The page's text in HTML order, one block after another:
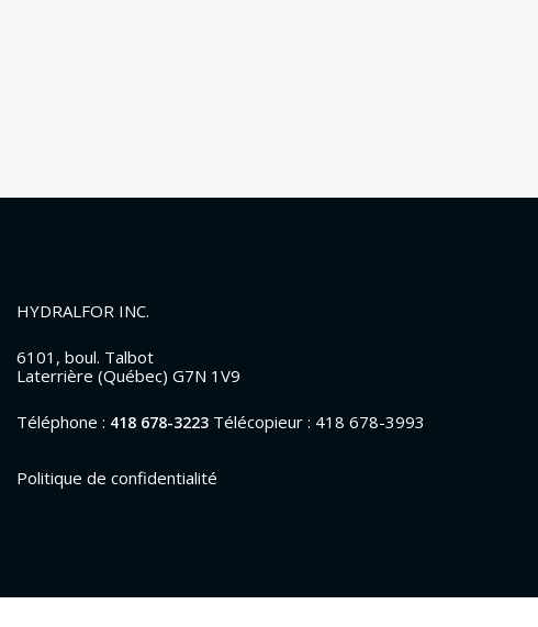
HYDRALFOR INC.
6101, boul. Talbot
Laterrière (Québec) G7N 1V9
Téléphone : 418 678-3223 Télécopieur : 418 678-3993
Politique de confidentialité